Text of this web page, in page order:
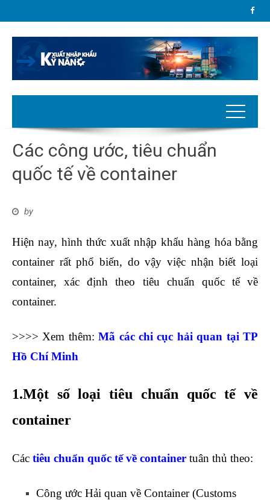
Các công ước, tiêu chuẩn
quốc tế về container
by
Hiện nay, hình thức xuất nhập khẩu hàng hóa bằng
container rất phổ biến, do vậy việc nhận biết loại
container, xác định theo tiêu chuẩn quốc tế về
container.
>>>> Xem thêm:Mã các chi cục hải quan tại TP
Hồ Chí Minh
1.Một số loại tiêu chuẩn quốc tế về
container
Các tiêu chuẩn quốc tế về container tuân thủ theo:
Công ước Hải quan về Container (Customs